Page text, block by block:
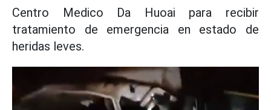
Centro Medico Da Huoai para recibir
tratamiento de emergencia en estado de
heridas leves.